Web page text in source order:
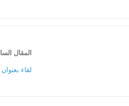
المقال
لقاء